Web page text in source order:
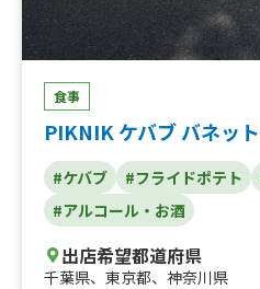
食事
PIKNIK ケバブ バネット
#ケバブ #フライドポテト
#アルコール・お酒
出店希望都道府県
千葉県、 東京都、 神奈川県